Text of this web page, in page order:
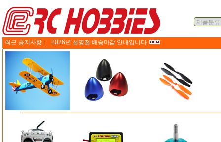
최근 공지사항 : 2026년 설명절 배송마감 안내입니다.